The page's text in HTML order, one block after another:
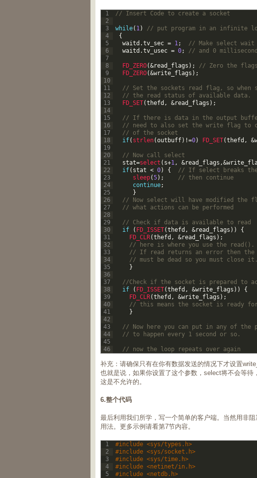
1
2
3
4
5
6
7
8
9
10
11
12
13
14
15
16
17
18
19
20
21
22
23
24
25
26
27
28
29
30
31
32
33
34
35
36
37
38
39
40
41
42
43
44
45
46
// Insert Code to create a socket
while( 1)
// put program in an infinite
{
waitd .tv_sec = 1;
// Make select
waitd .tv_usec = 0; // and 0
FD_ZERO(&read_flags ) ;
// Zero the
FD_ZERO(&write_flags ) ;
// Set the sockets read flag, so
// the read status of available data.
FD_SET(thefd , &read_flags ) ;
// If there is data in the output
// need to also set the write flag to
// of the socket
if( strlen(outbuff) !=0) FD_SET(thefd , &
// Now call select
stat=select ( s+1, &read_flags ,&
if( stat < 0) {
// If select breaks
sleep(5) ;
// then continue
continue;
}
// Now select will have modified
// what actions can be performed
// Check if data is available to read
if
( FD_ISSET(thefd , &read_flags ) )
{
FD_CLR(thefd , &read_flags ) ;
// here is where you use the
// If read returns an error then the
// must be dead so you must close
}
//Check if the socket is prepared to
if
( FD_ISSET(thefd , &write_flags ) )
{
FD_CLR(thefd , &write_flags ) ;
// this means the socket is ready
}
// Now here you can put in any of the
// to happen every 1 second or so.
// now the loop repeats over again
补充：请确保只有在你有数据发送的情况下才设置
也就是说，如果你设置了这个参数，select将不会等待
这是不允许的。
6.整个代码
最后利用我们所学，写一个简单的客户端。当然用非
用法。更多示例请看第7节内容。
1
2
3
4
5
#include <sys/types.h>
#include <sys/socket.h>
#include <sys/time.h>
#include <netinet/in.h>
#include <netdb.h>